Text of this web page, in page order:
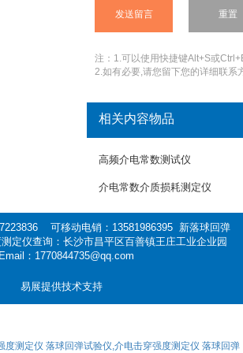
注：1.可以使用快捷键Alt+S或
2.如有必要,请您留下您的详细联系
相关内容物品
高频介电常数测试仪
介电常数介质损耗测定仪
可移动电销：13581986395 新落球回弹
定仪查询：长沙市昌平区百善镇王庄工业企业园
Email：1770844735@qq.com
易展提供技术支持
度测定仪 落球回弹试验仪,介电击穿强度测定仪 落球回弹